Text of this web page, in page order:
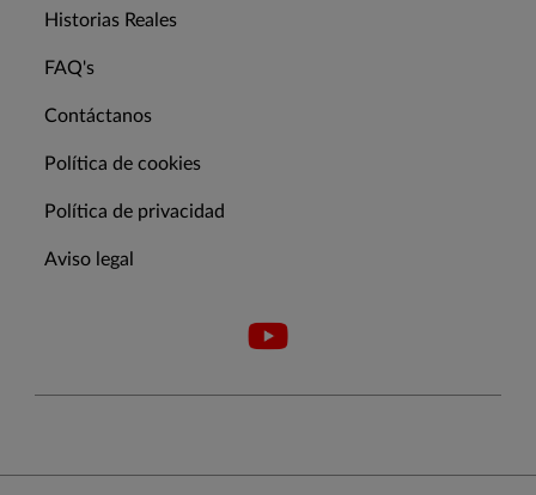
Historias Reales
FAQ's
Contáctanos
Política de cookies
Política de privacidad
Aviso legal